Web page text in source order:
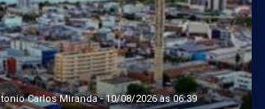
Carlos Miranda - 10/08/2026 às 06:39